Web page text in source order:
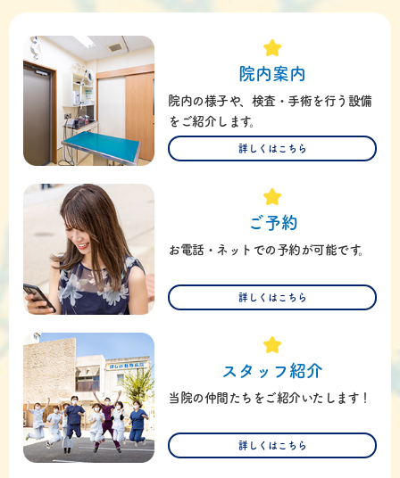
院内案内
院内の様子や、検査・手術を行う設備
をご紹介します。
詳しくはこちら
ご予約
お電話・ネットでの予約が可能です。
詳しくはこちら
スタッフ紹介
当院の仲間たちをご紹介いたします！
詳しくはこちら